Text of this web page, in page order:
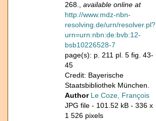
268., available online at
http://www.mdz-nbn-
resolving.de/urn/resolver.pl?
urn=urn:nbn:de:bvb:12-
bsb10226528-7
page(s): p. 211 pl. 5 fig. 43-
45
Credit: Bayerische
Staatsbibliothek München.
Author Le Coze, François
JPG file - 101.52 kB - 336 x
1 526 pixels